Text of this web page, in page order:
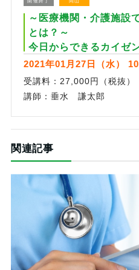
～医療機関・介護施設
とは？～
今日からできるカイ
2021年01月27日（水）
受講料：27,000円（税抜）
講師：垂水 謙太郎
関連記事